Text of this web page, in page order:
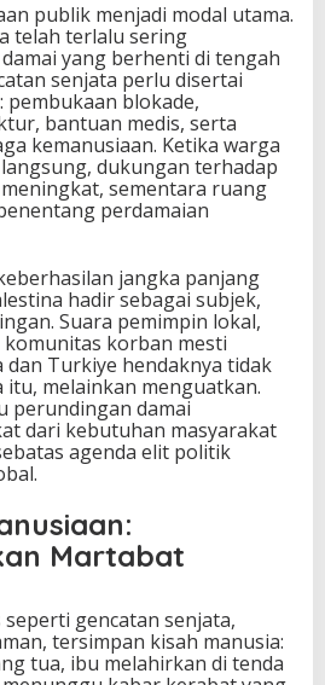
publik menjadi modal utama.
telah terlalu sering
yang berhenti di tengah
senjata perlu disertai
pembukaan blokade,
bantuan medis, serta
kemanusiaan. Ketika warga
dukungan terhadap
sementara ruang
perdamaian
jangka panjang
hadir sebagai subjek,
Suara pemimpin lokal,
korban mesti
Turkiye hendaknya tidak
melainkan menguatkan.
perundingan damai
dari kebutuhan masyarakat
agenda elit politik
Martabat
gencatan senjata,
tersimpan kisah manusia:
tua, ibu melahirkan di tenda